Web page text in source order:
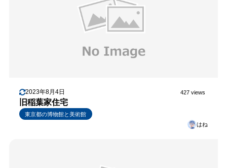
2023年8月4日 427 views
旧稲葉家住宅
東京都の博物館と美術館
はね